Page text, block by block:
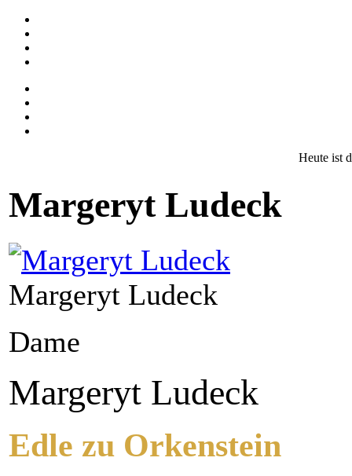
Heute ist
Margeryt Ludeck
Margeryt Ludeck
Dame
Margeryt Ludeck
Edle zu Orkenstein